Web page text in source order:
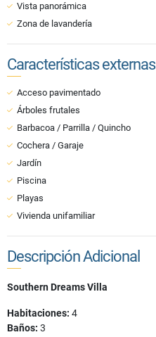
Vista panorámica
Zona de lavandería
Características externas
Acceso pavimentado
Árboles frutales
Barbacoa / Parrilla / Quincho
Cochera / Garaje
Jardín
Piscina
Playas
Vivienda unifamiliar
Descripción Adicional
Southern Dreams Villa
Habitaciones: 4
Baños: 3